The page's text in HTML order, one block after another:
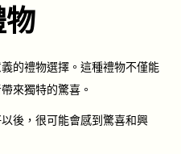
的禮物選擇。這種禮物不僅能
來獨特的驚喜。
後，很可能會感到驚喜和興